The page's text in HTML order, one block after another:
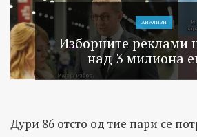
АНАЛИЗИ
Изборните реклами
над 3 милиона
Дури 86 отсто од тие пари се